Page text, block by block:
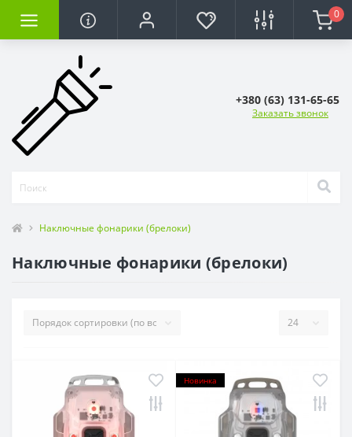
0
+380 (63) 131-65-65
Заказать звонок
Наключные фонарики (брелоки)
Наключные фонарики (брелоки)
Новинка